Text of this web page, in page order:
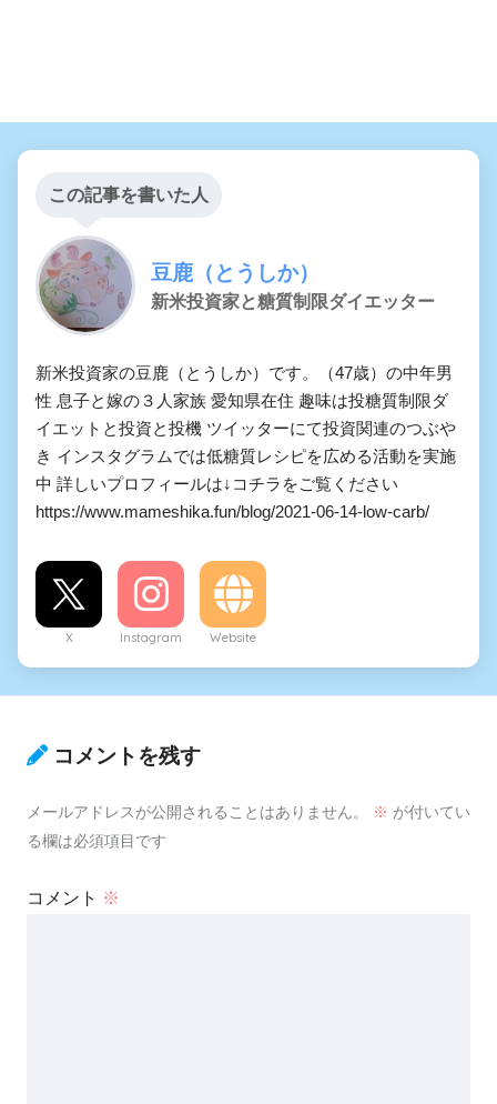
この記事を書いた人
豆鹿（とうしか）
新米投資家と糖質制限ダイエッター
新米投資家の豆鹿（とうしか）です。（47歳）の中年男
性 息子と嫁の３人家族 愛知県在住 趣味は投糖質制限ダ
イエットと投資と投機 ツイッターにて投資関連のつぶや
き インスタグラムでは低糖質レシピを広める活動を実施
中 詳しいプロフィールは↓コチラをご覧ください
https://www.mameshika.fun/blog/2021-06-14-low-carb/
X Instagram Website
コメントを残す
メールアドレスが公開されることはありません。 ※ が付いてい
る欄は必須項目です
コメント ※